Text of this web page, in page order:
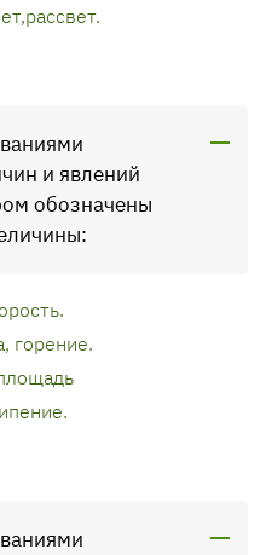
и явлений
обозначены
горение.